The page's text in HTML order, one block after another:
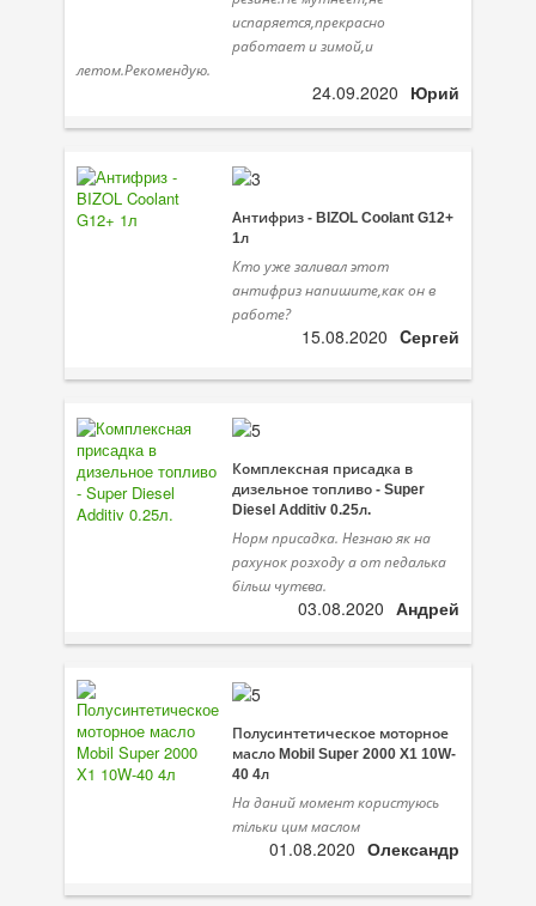
испаряется,прекрасно
работает и зимой,и
летом.Рекомендую.
24.09.2020 Юрий
Антифриз - BIZOL Coolant G12+
1л
Кто уже заливал этот
антифриз напишите,как он в
работе?
15.08.2020 Cергей
Комплексная присадка в
дизельное топливо - Super
Diesel Additiv 0.25л.
Норм присадка. Незнаю як на
рахунок розходу а от педалька
більш чутєва.
03.08.2020 Андрей
Полусинтетическое моторное
масло Mobil Super 2000 X1 10W-
40 4л
На даний момент користуюсь
тільки цим маслом
01.08.2020 Олександр